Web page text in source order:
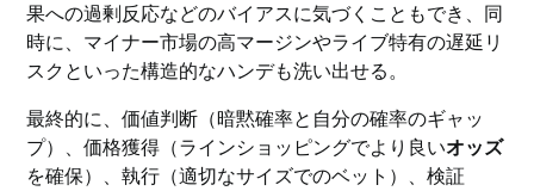
果への過剰反応などのバイアスに気づくこともでき、同
時に、マイナー市場の高マージンやライブ特有の遅延リ
スクといった構造的なハンデも洗い出せる。
最終的に、価値判断（暗黙確率と自分の確率のギャッ
プ）、価格獲得（ラインショッピングでより良いオッズ
を確保）、執行（適切なサイズでのベット）、検証